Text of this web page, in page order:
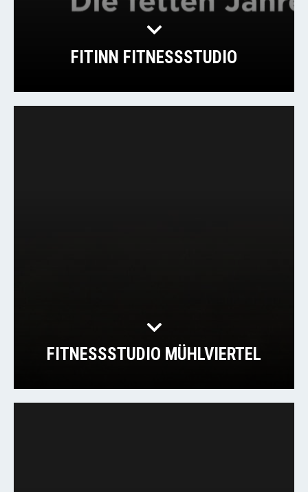
FITINN FITNESSSTUDIO
FITNESSSTUDIO MÜHLVIERTEL